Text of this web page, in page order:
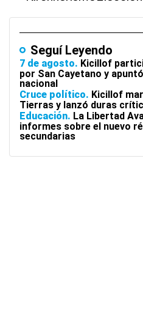
Seguí Leyendo
7 de agosto Kicillof
por San Cayetano y
nacional
Cruce político Kicillof
Tierras y lanzó duras
Educación La Libertad
informes sobre el nuevo
secundarias